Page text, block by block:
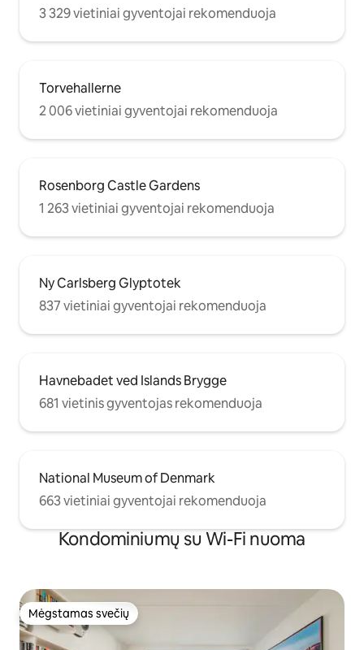
3 329 vietiniai gyventojai rekomenduoja
Torvehallerne
2 006 vietiniai gyventojai rekomenduoja
Rosenborg Castle Gardens
1 263 vietiniai gyventojai rekomenduoja
Ny Carlsberg Glyptotek
837 vietiniai gyventojai rekomenduoja
Havnebadet ved Islands Brygge
681 vietinis gyventojas rekomenduoja
National Museum of Denmark
663 vietiniai gyventojai rekomenduoja
Kondominiumų su Wi-Fi nuoma
Mėgstamas svečių
Mėgstamas svečių